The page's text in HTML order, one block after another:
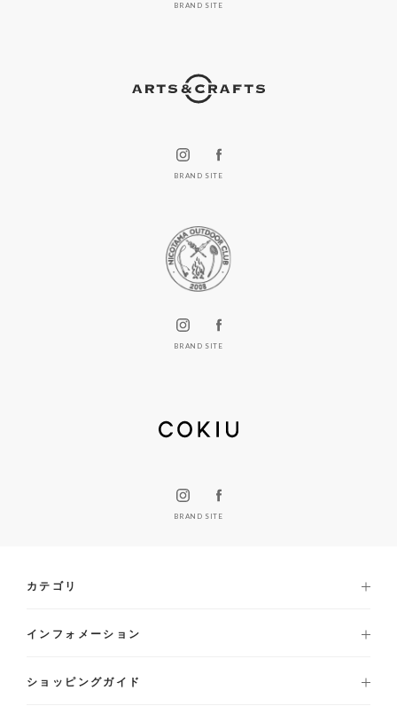
BRAND SITE
BRAND SITE
BRAND SITE
BRAND SITE
カテゴリ
インフォメーション
ショッピングガイド